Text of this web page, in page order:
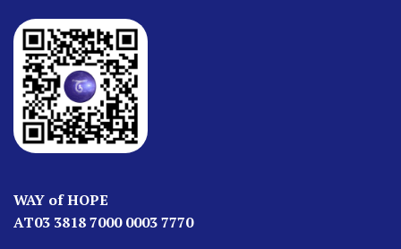
WAY of HOPE
AT03 3818 7000 0003 7770